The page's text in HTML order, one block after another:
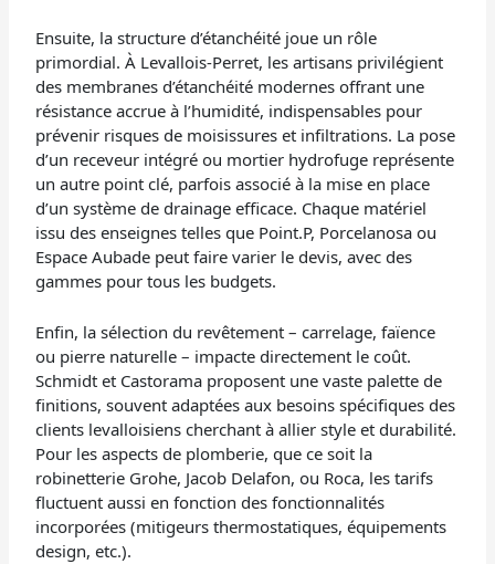
Ensuite, la structure d’étanchéité joue un rôle
primordial. À Levallois-Perret, les artisans privilégient
des membranes d’étanchéité modernes offrant une
résistance accrue à l’humidité, indispensables pour
prévenir risques de moisissures et infiltrations. La pose
d’un receveur intégré ou mortier hydrofuge représente
un autre point clé, parfois associé à la mise en place
d’un système de drainage efficace. Chaque matériel
issu des enseignes telles que Point.P, Porcelanosa ou
Espace Aubade peut faire varier le devis, avec des
gammes pour tous les budgets.
Enfin, la sélection du revêtement – carrelage, faïence
ou pierre naturelle – impacte directement le coût.
Schmidt et Castorama proposent une vaste palette de
finitions, souvent adaptées aux besoins spécifiques des
clients levalloisiens cherchant à allier style et durabilité.
Pour les aspects de plomberie, que ce soit la
robinetterie Grohe, Jacob Delafon, ou Roca, les tarifs
fluctuent aussi en fonction des fonctionnalités
incorporées (mitigeurs thermostatiques, équipements
design, etc.).